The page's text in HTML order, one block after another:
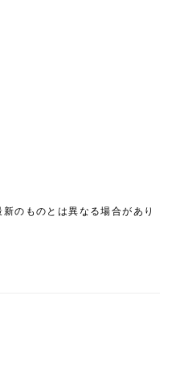
のものとは異なる場合があり